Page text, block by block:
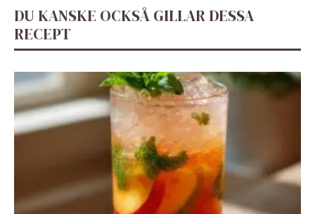
DU KANSKE OCKSÅ GILLAR DESSA
RECEPT